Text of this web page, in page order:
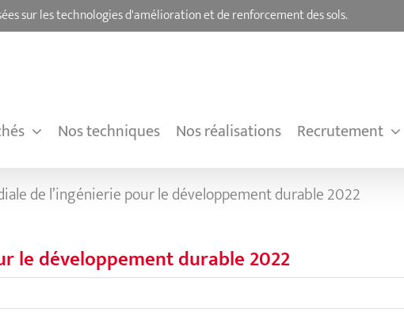
sur les technologies d'amélioration et de renforcement des sols.
Nos techniques Nos réalisations Recrutement
de l’ingénierie pour le développement durable 2022
le développement durable 2022